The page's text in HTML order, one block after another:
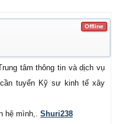
Offline
tâm thông tin và dịch vụ
tuyển Kỹ sư kinh tế xây
hệ mình,. Shuri238